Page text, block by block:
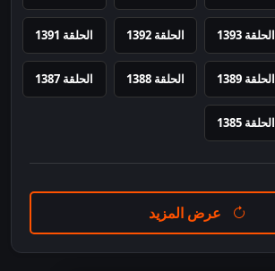
الحلقة 1393 الحلقة 1392 الحلقة 1391
الحلقة 1389 الحلقة 1388 الحلقة 1387
الحلقة 1385
عرض المزيد